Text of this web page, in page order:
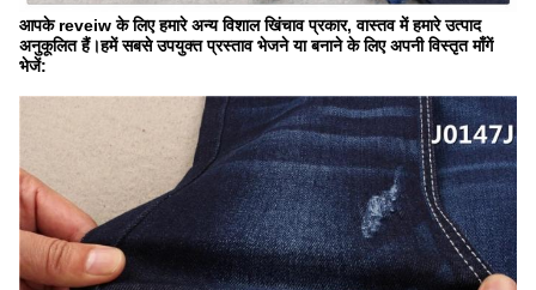
आपके reveiw के लिए हमारे अन्य विशाल खिंचाव प्रकार, वास्तव में हमारे उत्पाद
अनुकूलित हैं।हमें सबसे उपयुक्त प्रस्ताव भेजने या बनाने के लिए अपनी विस्तृत माँगें
भेजें: